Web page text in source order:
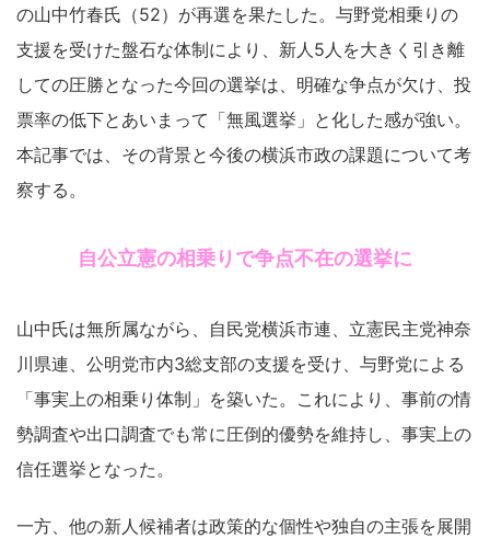
の山中竹春氏（52）が再選を果たした。与野党相乗りの
支援を受けた盤石な体制により、新人5人を大きく引き離
しての圧勝となった今回の選挙は、明確な争点が欠け、投
票率の低下とあいまって「無風選挙」と化した感が強い。
本記事では、その背景と今後の横浜市政の課題について考
察する。
自公立憲の相乗りで争点不在の選挙に
山中氏は無所属ながら、自民党横浜市連、立憲民主党神奈
川県連、公明党市内3総支部の支援を受け、与野党による
「事実上の相乗り体制」を築いた。これにより、事前の情
勢調査や出口調査でも常に圧倒的優勢を維持し、事実上の
信任選挙となった。
一方、他の新人候補者は政策的な個性や独自の主張を展開